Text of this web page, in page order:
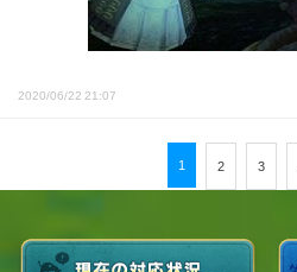
2020/06/22 21:07
1 2 3